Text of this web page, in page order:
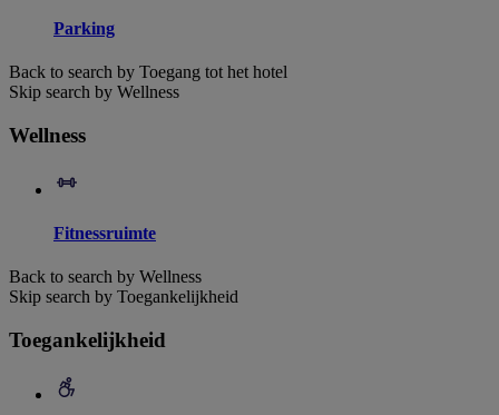
Parking
Back to search by Toegang tot het hotel
Skip search by Wellness
Wellness
Fitnessruimte
Back to search by Wellness
Skip search by Toegankelijkheid
Toegankelijkheid